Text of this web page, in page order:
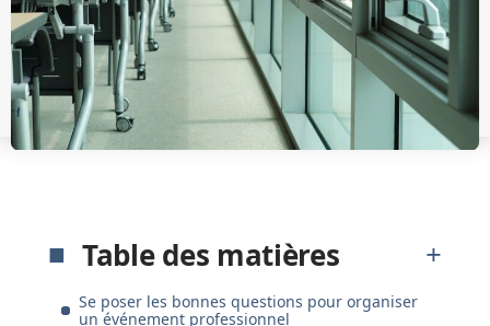
Table des matières
Se poser les bonnes questions pour organiser
un événement professionnel